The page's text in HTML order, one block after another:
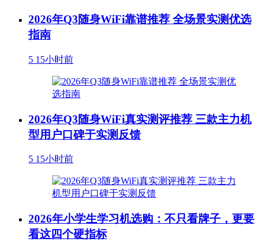
2026年Q3随身WiFi靠谱推荐 全场景实测优选
指南
5 15小时前
2026年Q3随身WiFi真实测评推荐 三款主力机
型用户口碑于实测反馈
5 15小时前
2026年小学生学习机选购：不只看牌子，更要
看这四个硬指标